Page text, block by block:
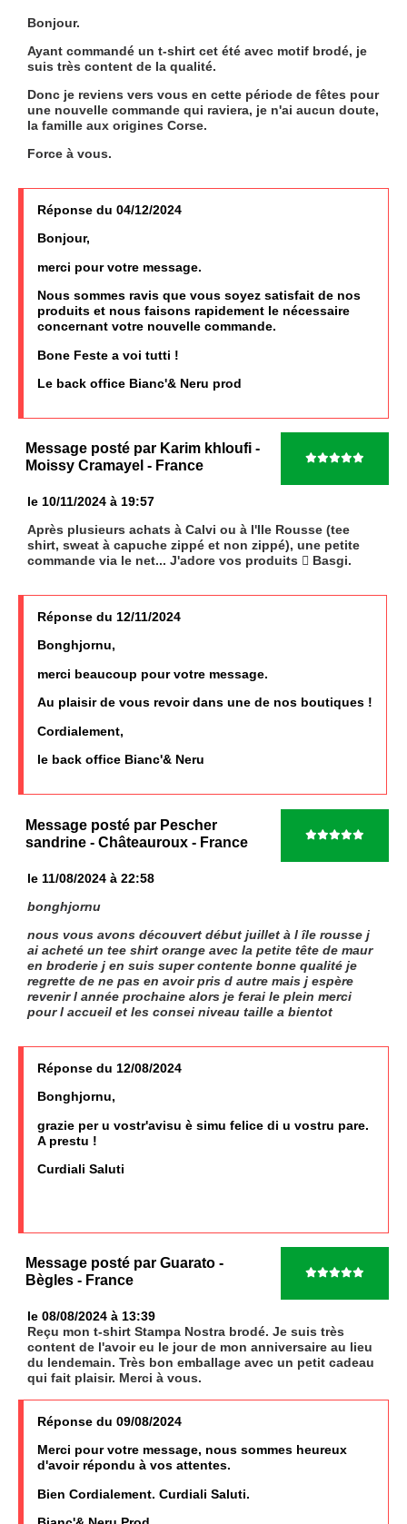
Bonjour.
Ayant commandé un t-shirt cet été avec motif brodé, je
suis très content de la qualité.
Donc je reviens vers vous en cette période de fêtes pour
une nouvelle commande qui raviera, je n'ai aucun doute,
la famille aux origines Corse.
Force à vous.
Réponse du 04/12/2024
Bonjour,
merci pour votre message.
Nous sommes ravis que vous soyez satisfait de nos
produits et nous faisons rapidement le nécessaire
concernant votre nouvelle commande.
Bone Feste a voi tutti !
Le back office Bianc'& Neru prod
Message posté par Karim khloufi -
Moissy Cramayel - France
le 10/11/2024 à 19:57
Après plusieurs achats à Calvi ou à l'Ile Rousse (tee
shirt, sweat à capuche zippé et non zippé), une petite
commande via le net... J'adore vos produits  Basgi.
Réponse du 12/11/2024
Bonghjornu,
merci beaucoup pour votre message.
Au plaisir de vous revoir dans une de nos boutiques !
Cordialement,
le back office Bianc'& Neru
Message posté par Pescher
sandrine - Châteauroux- France
le 11/08/2024 à 22:58
bonghjornu
nous vous avons découvert début juillet à l île rousse j
ai acheté un tee shirt orange avec la petite tête de maur
en broderie j en suis super contente bonne qualité je
regrette de ne pas en avoir pris d autre mais j espère
revenir l année prochaine alors je ferai le plein merci
pour l accueil et les consei niveau taille a bientot
Réponse du 12/08/2024
Bonghjornu,
grazie per u vostr'avisu è simu felice di u vostru pare.
A prestu !
Curdiali Saluti
Message posté par Guarato-
Bègles - France
le 08/08/2024 à 13:39
Reçu mon t-shirt Stampa Nostra brodé. Je suis très
content de l'avoir eu le jour de mon anniversaire au lieu
du lendemain. Très bon emballage avec un petit cadeau
qui fait plaisir. Merci à vous.
Réponse du 09/08/2024
Merci pour votre message, nous sommes heureux
d'avoir répondu à vos attentes.
Bien Cordialement. Curdiali Saluti.